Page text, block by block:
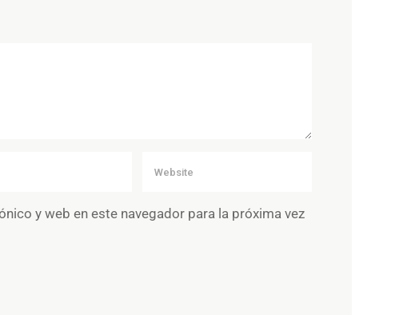
y web en este navegador para la próxima vez